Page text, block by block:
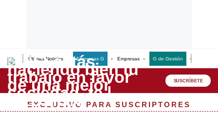
Últimas Noticias Empresas G Empresas G de Gestión
Lo último
Peru Quiosco SUSCRÍBETE
EXCLUSIVO PARA SUSCRIPTORES